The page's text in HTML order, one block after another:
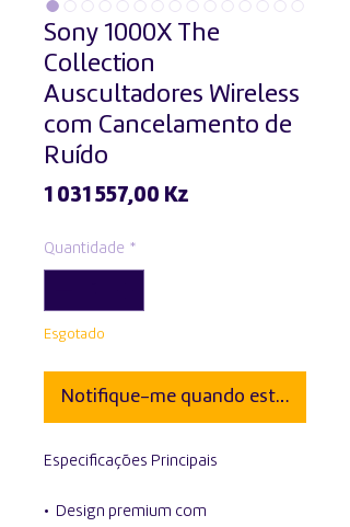
Sony 1000X The
Collection
Auscultadores Wireless
com Cancelamento de
Ruído
1 031 557,00 Kz
Quantidade *
Esgotado
Notifique-me quando estiver
Especificações Principais
•⁠ ⁠Design premium com